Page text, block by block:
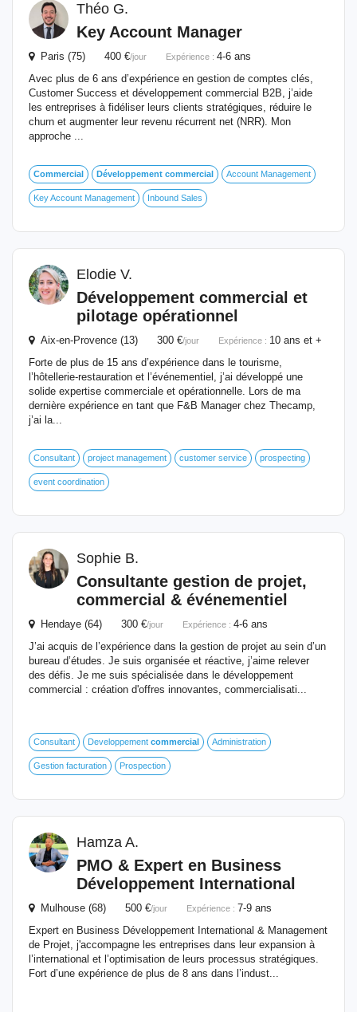
Théo G.
Key Account Manager
Paris (75) 400 €/jour Expérience : 4-6 ans
Avec plus de 6 ans d’expérience en gestion de comptes clés,
Customer Success et développement commercial B2B, j’aide
les entreprises à fidéliser leurs clients stratégiques, réduire le
churn et augmenter leur revenu récurrent net (NRR). Mon
approche ...
Commercial Développement commercial Account Management
Key Account Management Inbound Sales
Elodie V.
Développement commercial et
pilotage opérationnel
Aix-en-Provence (13) 300 €/jour Expérience : 10 ans et +
Forte de plus de 15 ans d’expérience dans le tourisme,
l’hôtellerie-restauration et l’événementiel, j’ai développé une
solide expertise commerciale et opérationnelle. Lors de ma
dernière expérience en tant que F&B Manager chez Thecamp,
j’ai la...
Consultant project management customer service prospecting
event coordination
Sophie B.
Consultante gestion de projet,
commercial & événementiel
Hendaye (64) 300 €/jour Expérience : 4-6 ans
J’ai acquis de l’expérience dans la gestion de projet au sein d’un
bureau d’études. Je suis organisée et réactive, j’aime relever
des défis. Je me suis spécialisée dans le développement
commercial : création d'offres innovantes, commercialisati...
Consultant Developpement commercial Administration
Gestion facturation Prospection
Hamza A.
PMO & Expert en Business
Développement International
Mulhouse (68) 500 €/jour Expérience : 7-9 ans
Expert en Business Développement International & Management
de Projet, j'accompagne les entreprises dans leur expansion à
l’international et l’optimisation de leurs processus stratégiques.
Fort d’une expérience de plus de 8 ans dans l’indust...